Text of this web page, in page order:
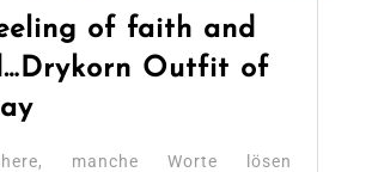
of faith and
Outfit of
manche Worte lösen